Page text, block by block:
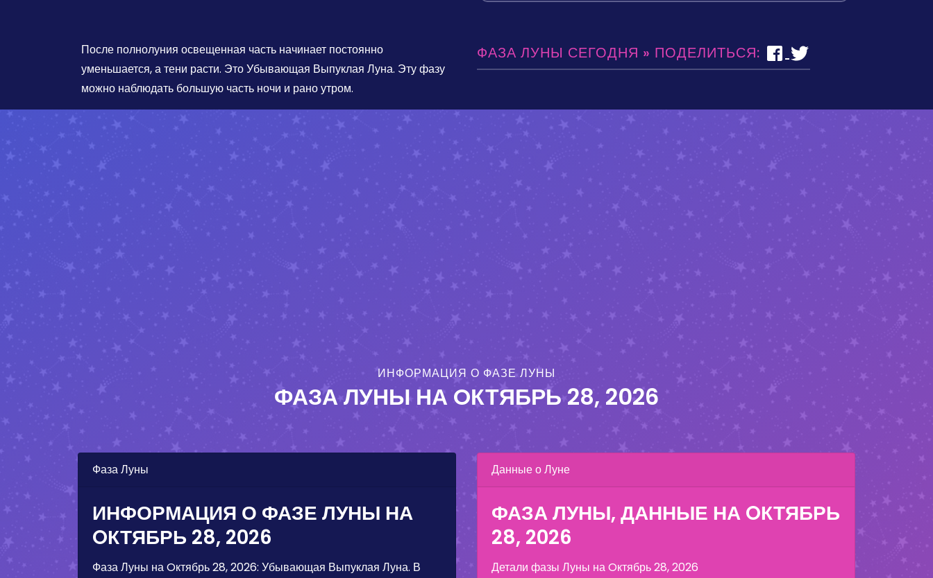
После полнолуния освещенная часть начинает постоянно
уменьшается, а тени расти. Это Убывающая Выпуклая Луна. Эту фазу
можно наблюдать большую часть ночи и рано утром.
ФАЗА ЛУНЫ СЕГОДНЯ » ПОДЕЛИТЬСЯ:
ИНФОРМАЦИЯ О ФАЗЕ ЛУНЫ
ФАЗА ЛУНЫ НА OКТЯБРЬ 28, 2026
Фаза Луны
ИНФОРМАЦИЯ О ФАЗЕ ЛУНЫ НА
OКТЯБРЬ 28, 2026
Фаза Луны наOктябрь 28, 2026: Убывающая Выпуклая Луна. В
Данные о Луне
ФАЗА ЛУНЫ, ДАННЫЕ НА OКТЯБРЬ
28, 2026
Детали фазы Луны наOктябрь 28, 2026